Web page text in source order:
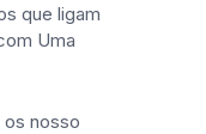
que ligam
Uma
nosso